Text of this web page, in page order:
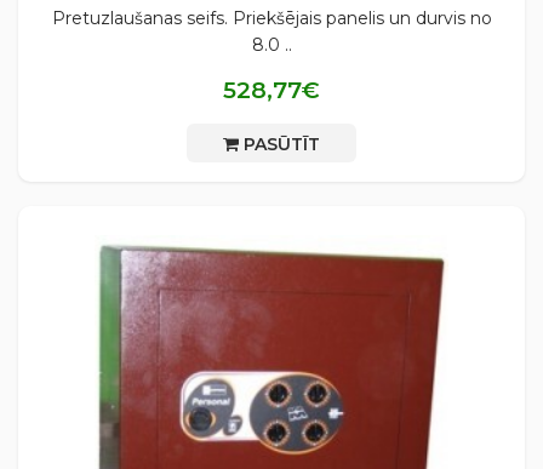
Pretuzlaušanas seifs. Priekšējais panelis un durvis no
8.0 ..
528,77€
PASŪTĪT